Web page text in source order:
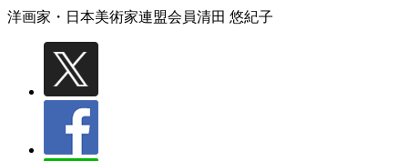
洋画家・日本美術家連盟会員清田 悠紀子